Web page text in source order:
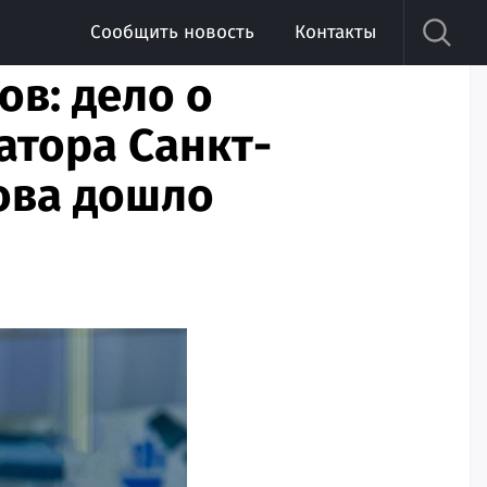
Сообщить новость Контакты
дело о
Санкт-
дошло